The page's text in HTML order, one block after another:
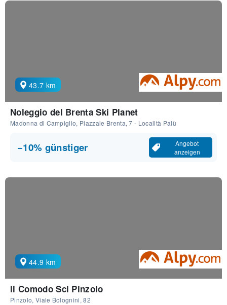
43.7 km
Noleggio del Brenta Ski Planet
Madonna di Campiglio, Piazzale Brenta, 7 - Località Palù
−10% günstiger
Angebot
anzeigen
44.9 km
Il Comodo Sci Pinzolo
Pinzolo, Viale Bolognini, 82